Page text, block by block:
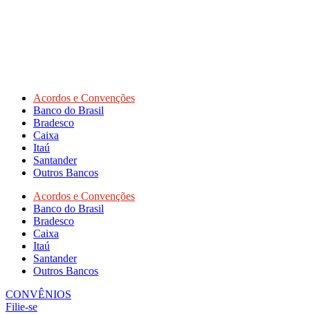
Acordos e Convenções
Banco do Brasil
Bradesco
Caixa
Itaú
Santander
Outros Bancos
Acordos e Convenções
Banco do Brasil
Bradesco
Caixa
Itaú
Santander
Outros Bancos
CONVÊNIOS
Filie-se